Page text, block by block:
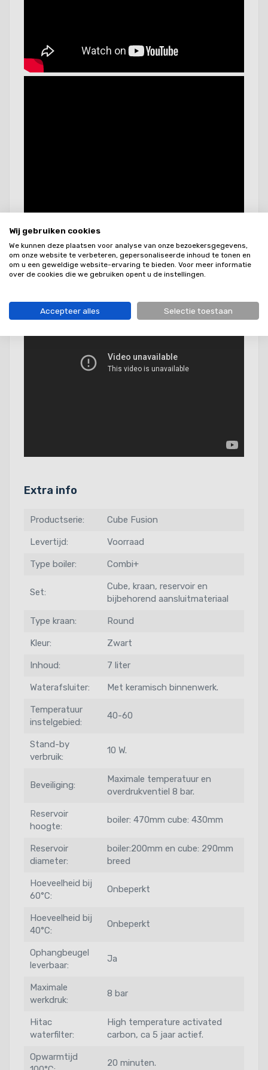
Extra info
Productserie: Cube Fusion
Levertijd: Voorraad
Type boiler: Combi+
Set:
Cube, kraan, reservoir en
bijbehorend aansluitmateriaal
Type kraan: Round
Kleur: Zwart
Inhoud: 7 liter
Waterafsluiter: Met keramisch binnenwerk.
Temperatuur
instelgebied:
40-60
Stand-by
verbruik:
10 W.
Beveiliging:
Maximale temperatuur en
overdrukventiel 8 bar.
Reservoir
hoogte:
boiler: 470mm cube: 430mm
Reservoir
diameter:
boiler:200mm en cube: 290mm
breed
Hoeveelheid bij
60°C:
Onbeperkt
Hoeveelheid bij
40°C:
Onbeperkt
Ophangbeugel
leverbaar:
Ja
Maximale
werkdruk:
8 bar
Hitac
waterfilter:
High temperature activated
carbon, ca 5 jaar actief.
Opwarmtijd
20 minuten.
Wij gebruiken cookies
We kunnen deze plaatsen voor analyse van onze bezoekersgegevens,
om onze website te verbeteren, gepersonaliseerde inhoud te tonen en
om u een geweldige website-ervaring te bieden. Voor meer informatie
over de cookies die we gebruiken opent u de instellingen.
Accepteer alles Selectie toestaan